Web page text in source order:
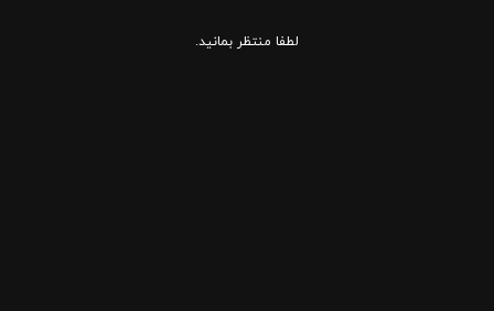
لطفا منتظر بمانید.